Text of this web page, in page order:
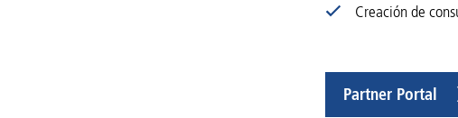
Creación de
Partner Portal